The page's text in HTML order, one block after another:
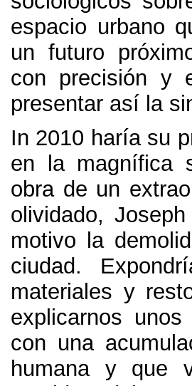
espacio urbano
un futuro
con precisión y
presentar así la
In 2010 haría su
en la magnífica
obra de un
olividado,
motivo la
ciudad.
materiales y
explicarnos
con una
humana y que